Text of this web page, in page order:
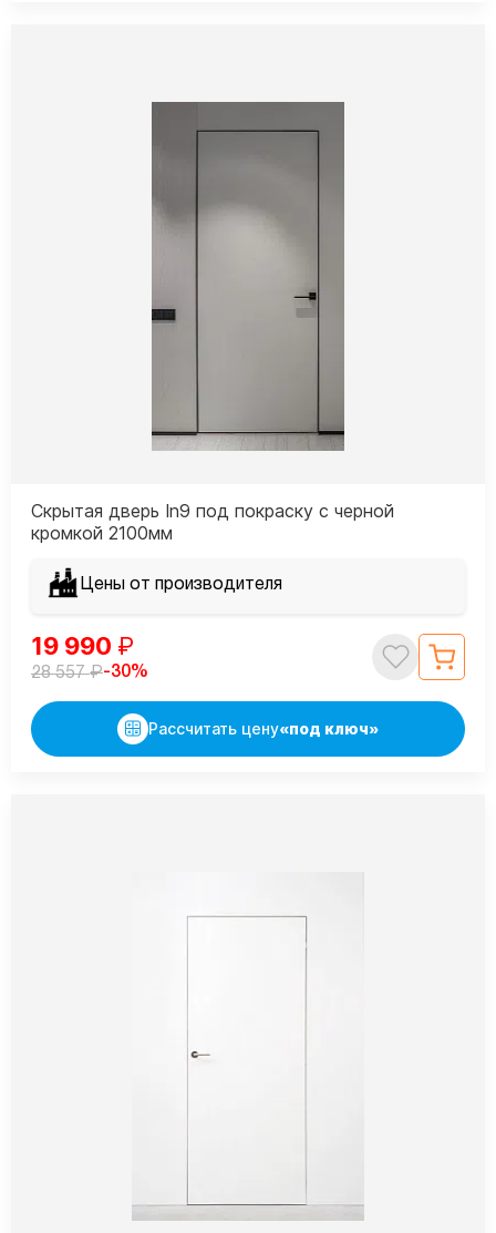
Скрытая дверь In9 под покраску с черной
кромкой 2100мм
Цены от производителя
19 990 ₽
28 557₽-30%
Рассчитать цену«под ключ»